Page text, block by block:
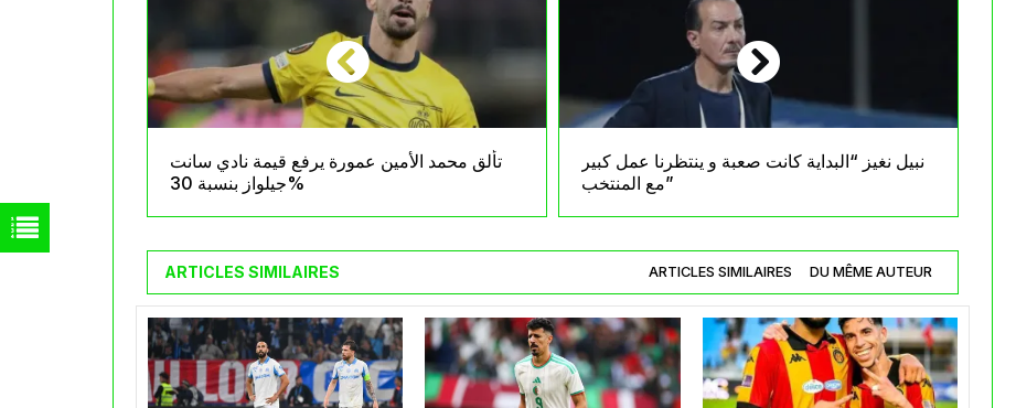
تألق محمد الأمين عمورة يرفع قيمة نادي سانت
جيلواز بنسبة 30%
نبيل نغيز “البداية كانت صعبة و ينتظرنا عمل كبير
مع المنتخب”
ARTICLES SIMILAIRES ARTICLES SIMILAIRES DU MÊME AUTEUR